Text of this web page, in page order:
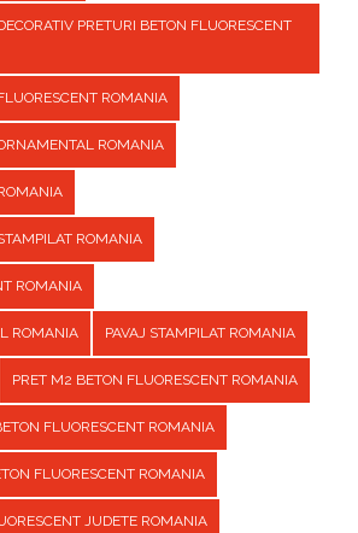
PRETURI BETON FLUORESCENT
ROMANIA
ROMANIA
ROMANIA
ROMANIA
ROMANIA PAVAJ STAMPILAT ROMANIA
PRET M2 BETON FLUORESCENT ROMANIA
FLUORESCENT ROMANIA
FLUORESCENT ROMANIA
JUDETE ROMANIA